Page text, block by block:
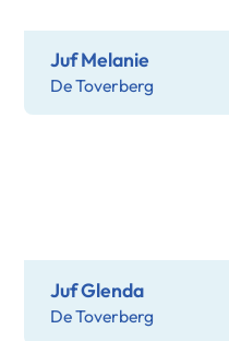
Juf Melanie
De Toverberg
Juf Glenda
De Toverberg